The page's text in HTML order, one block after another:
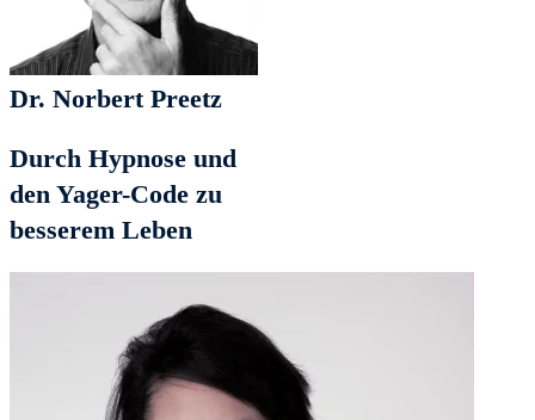
Dr. Norbert Preetz
Durch Hypnose und
den Yager-Code zu
besserem Leben